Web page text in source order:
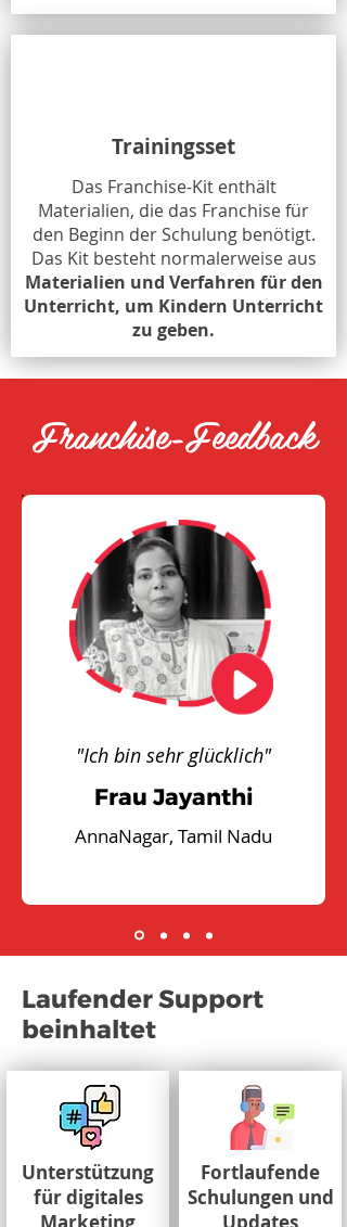
Trainingsset
Das Franchise-Kit enthält
Materialien, die das Franchise für
den Beginn der Schulung benötigt.
Das Kit besteht normalerweise aus
Materialien und Verfahren für den
Unterricht, um Kindern Unterricht
zu geben.
Franchise-Feedback
"Ich bin sehr glücklich"
Frau Jayanthi
AnnaNagar, Tamil Nadu
Laufender Support
beinhaltet
Unterstützung
für digitales
Fortlaufende
Schulungen und